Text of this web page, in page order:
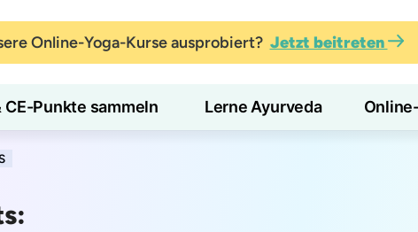
Online-Yoga-Kurse ausprobiert? Jetzt beitreten
Punkte sammeln Lerne Ayurveda